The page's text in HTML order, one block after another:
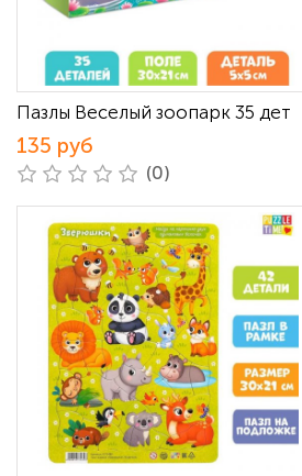
Пазлы Веселый зоопарк 35 дет
135 руб
(0)